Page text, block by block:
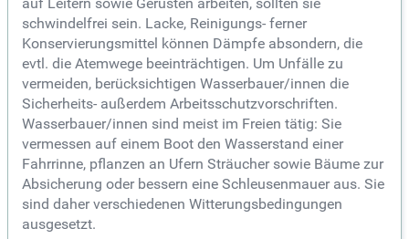
auf Leitern sowie Gerüsten arbeiten, sollten sie
schwindelfrei sein. Lacke, Reinigungs- ferner
Konservierungsmittel können Dämpfe absondern, die
evtl. die Atemwege beeinträchtigen. Um Unfälle zu
vermeiden, berücksichtigen Wasserbauer/innen die
Sicherheits- außerdem Arbeitsschutzvorschriften.
Wasserbauer/innen sind meist im Freien tätig: Sie
vermessen auf einem Boot den Wasserstand einer
Fahrrinne, pflanzen an Ufern Sträucher sowie Bäume zur
Absicherung oder bessern eine Schleusenmauer aus. Sie
sind daher verschiedenen Witterungsbedingungen
ausgesetzt.